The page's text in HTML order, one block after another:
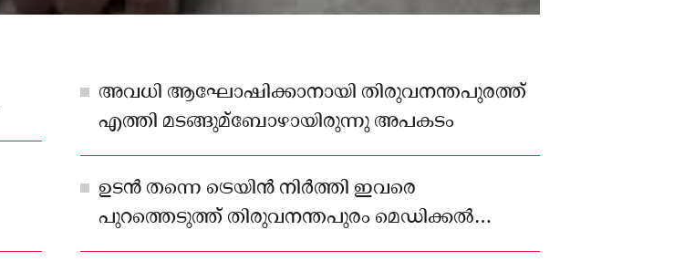
അവധി ആഘോഷിക്കാനായി തിരുവനന്തപുരത്ത്
എത്തി മടങ്ങുമ്‌ബോഴായിരുന്നു അപകടം
ഉടൻ തന്നെ ട്രെയിൻ നിർത്തി ഇവരെ
പുറത്തെടുത്ത് തിരുവനന്തപുരം മെഡിക്കൽ
കോളേജ് ആശുപത്രിയിൽ എത്തിച്ചെങ്കിലും ജീവൻ